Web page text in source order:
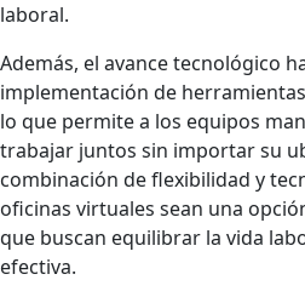
laboral.
Además, el avance tecnológico
implementación de
lo que permite a los equipos
trabajar juntos sin importar su
combinación de flexibilidad y
oficinas virtuales sean una
que buscan equilibrar la vida
efectiva.